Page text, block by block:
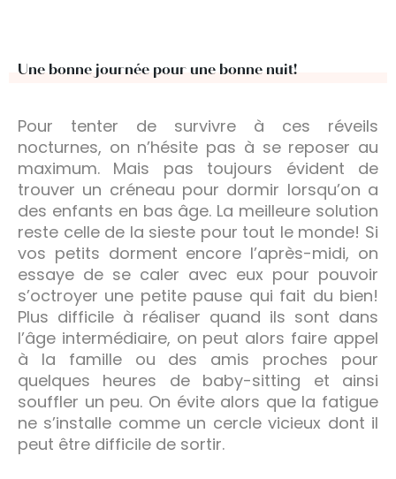
Une bonne journée pour une bonne nuit!
Pour tenter de survivre à ces réveils
nocturnes, on n’hésite pas à se reposer au
maximum. Mais pas toujours évident de
trouver un créneau pour dormir lorsqu’on a
des enfants en bas âge. La meilleure solution
reste celle de la sieste pour tout le monde! Si
vos petits dorment encore l’après-midi, on
essaye de se caler avec eux pour pouvoir
s’octroyer une petite pause qui fait du bien!
Plus difficile à réaliser quand ils sont dans
l’âge intermédiaire, on peut alors faire appel
à la famille ou des amis proches pour
quelques heures de baby-sitting et ainsi
souffler un peu. On évite alors que la fatigue
ne s’installe comme un cercle vicieux dont il
peut être difficile de sortir.